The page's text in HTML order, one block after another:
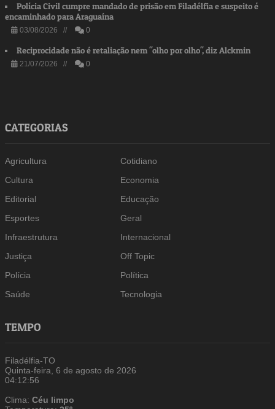
Polícia Civil cumpre mandado de prisão em Filadélfia e suspeito é
encaminhado para Araguaína
03/08/2026 // 0
Reciprocidade não é retaliação nem "olho por olho", diz Alckmin
21/07/2026 // 0
CATEGORIAS
Agricultura
Cotidiano
Cultura
Economia
Editorial
Educação
Esportes
Geral
Infraestrutura
Internacional
Justiça
Off Topic
Polícia
Política
Saúde
Tecnologia
TEMPO
Filadélfia-TO
Quinta-feira, 6 de agosto de 2026
04:12:57
Clima:Céu limpo